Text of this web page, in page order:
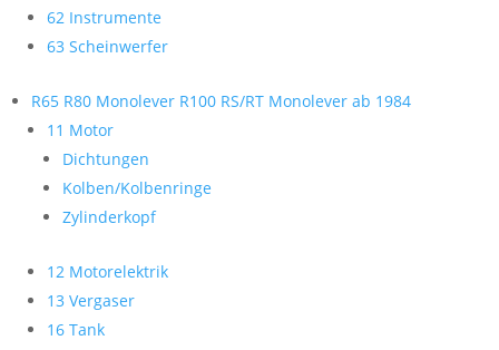
62 Instrumente
63 Scheinwerfer
R65 R80 Monolever R100 RS/RT Monolever ab 1984
11 Motor
Dichtungen
Kolben/Kolbenringe
Zylinderkopf
12 Motorelektrik
13 Vergaser
16 Tank